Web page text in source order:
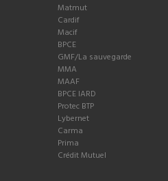
Matmut
Cardif
Macif
BPCE
GMF/La sauvegarde
MMA
MAAF
BPCE IARD
Protec BTP
Lybernet
Carma
Prima
Crédit Mutuel